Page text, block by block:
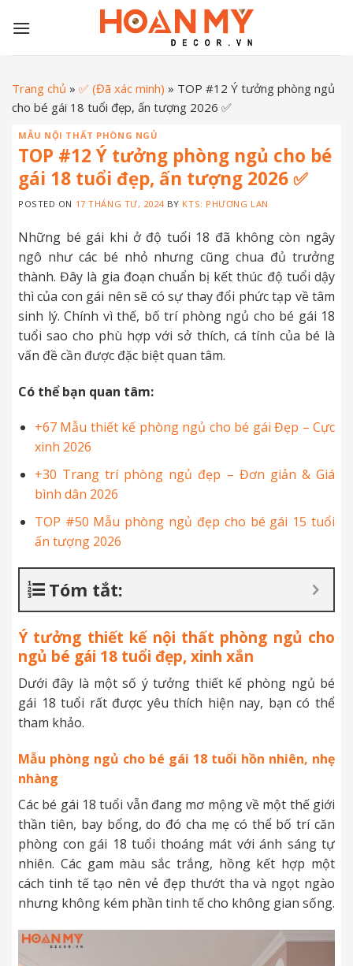
Trang chủ » ✅ (Đã xác minh) » TOP #12 Ý tưởng phòng ngủ
cho bé gái 18 tuổi đẹp, ấn tượng 2026 ✅
MẪU NỘI THẤT PHÒNG NGỦ
TOP #12 Ý tưởng phòng ngủ cho bé
gái 18 tuổi đẹp, ấn tượng 2026 ✅
POSTED ON 17 THÁNG TƯ, 2024BY KTS: PHƯƠNG LAN
Những bé gái khi ở độ tuổi 18 đã không còn ngây
ngô như các bé nhỏ nhưng cũng chua đủ trưởng
thành. Đây là gia đoạn chuẩn bị kết thúc độ tuổi dậy
thì của con gái nên sẽ có sự thay đổi phức tạp về tâm
sinh lý. Chính vì thế, bố trí phòng ngủ cho bé gái 18
tuổi sao cho phù hợp với sở thích, cá tính của bé là
vấn đề cần được đặc biệt quan tâm.
Có thể bạn quan tâm:
+67 Mẫu thiết kế phòng ngủ cho bé gái Đẹp – Cực
xinh 2026
+30 Trang trí phòng ngủ đẹp – Đơn giản & Giá
bình dân 2026
TOP #50 Mẫu phòng ngủ đẹp cho bé gái 15 tuổi
ấn tượng 2026
Tóm tắt:
Ý tưởng thiết kế nội thất phòng ngủ cho
ngủ bé gái 18 tuổi đẹp, xinh xắn
Dưới đây là một số ý tưởng thiết kế phòng ngủ bé
gái 18 tuổi rất được yêu thích hiện nay, bạn có thể
tham khảo.
Mẫu phòng ngủ cho bé gái 18 tuổi hồn nhiên, nhẹ
nhàng
Các bé gái 18 tuổi vẫn đang mơ mộng về một thế giới
thần tiên, bay bổng, do đó cha mẹ có thể bố trí căn
phòng con gái 18 tuổi thoáng mát với ánh sáng tự
nhiên. Các gam màu sắc trắng, hồng kết hợp một
cách tinh tế tạo nên vẻ đẹp thướt tha và ngọt ngào
nhưng không kém phần tinh tế cho không gian sống.